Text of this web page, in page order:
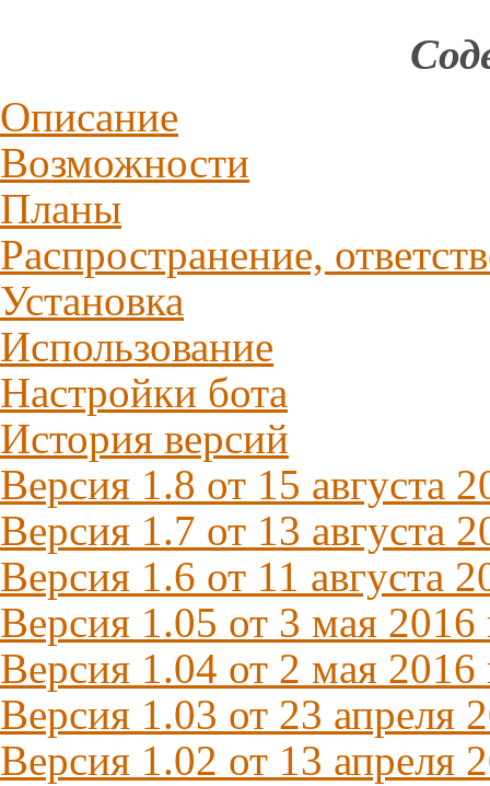
Описание
Возможности
Планы
Распространение,
Установка
Использование
Настройки бота
История версий
Версия 1.8 от 15 августа
Версия 1.7 от 13 августа
Версия 1.6 от 11 августа
Версия 1.05 от 3 мая 2016
Версия 1.04 от 2 мая 2016
Версия 1.03 от 23 апреля
Версия 1.02 от 13 апреля